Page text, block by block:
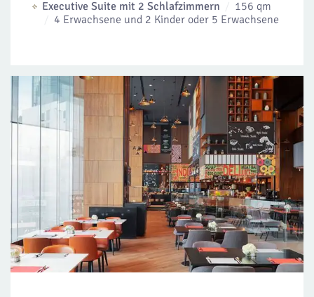
Executive Suite mit 2 Schlafzimmern
156 qm
4 Erwachsene und 2 Kinder oder 5 Erwachsene